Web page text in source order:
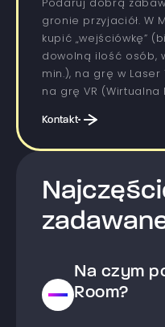
Podaruj dobrą
gronie przyjaciół. W
kupić „wejściówkę”
dowolną ilość osób,
min.), na grę w
na grę VR (Wirtualna
Kontakt
Na czym
Room?